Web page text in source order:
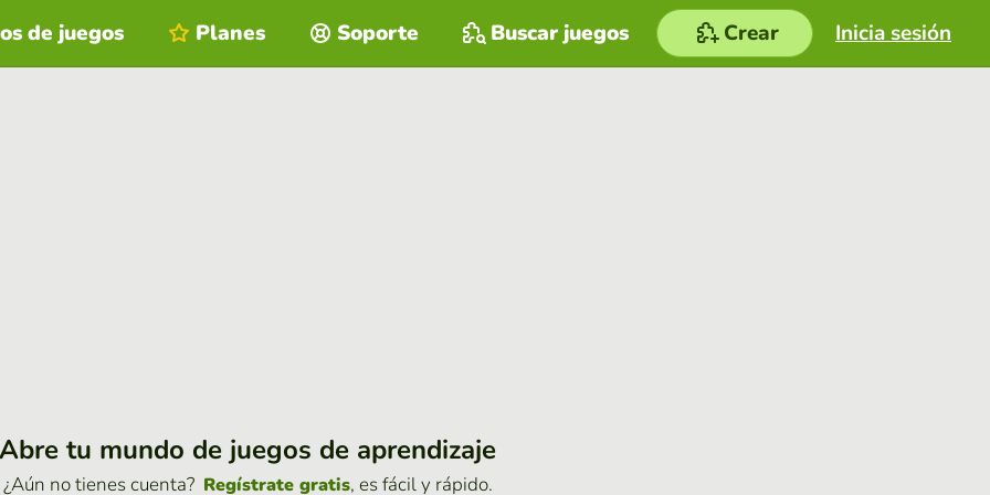
Inicia sesión
de juegos Planes Soporte Buscar juegos Crear
Abre tu mundo de juegos de aprendizaje
¿Aún no tienes cuenta? Regístrate gratis, es fácil y rápido.